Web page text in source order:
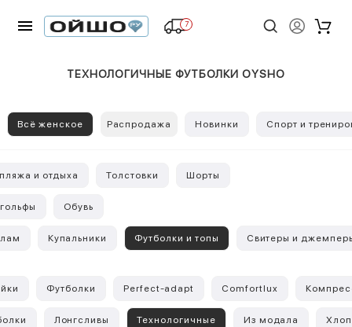
7
ТЕХНОЛОГИЧНЫЕ ФУТБОЛКИ OYSHO
Всё женское Распродажа Новинки Спорт и
и отдыха Толстовки Шорты
Обувь
Купальники Футболки и топы Свитеры и
Футболки Perfect-adapt Comfortlux
Лонгсливы Технологичные Из модала